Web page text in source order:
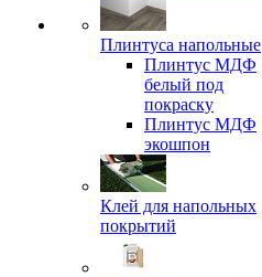
Плинтуса напольные
Плинтус МДФ
белый под
покраску
Плинтус МДФ
экошпон
Клей для напольных
покрытий